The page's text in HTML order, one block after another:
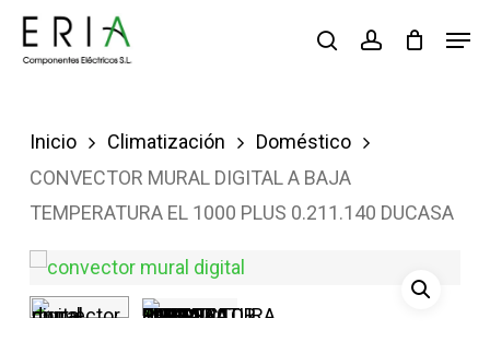
Saltar
buscaraccount
Inicio Climatización
Doméstico
CONVECTOR MURAL DIGITAL A BAJA
TEMPERATURA EL 1000 PLUS 0.211.140 DUCASA